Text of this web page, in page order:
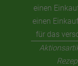
einen
einen
für das